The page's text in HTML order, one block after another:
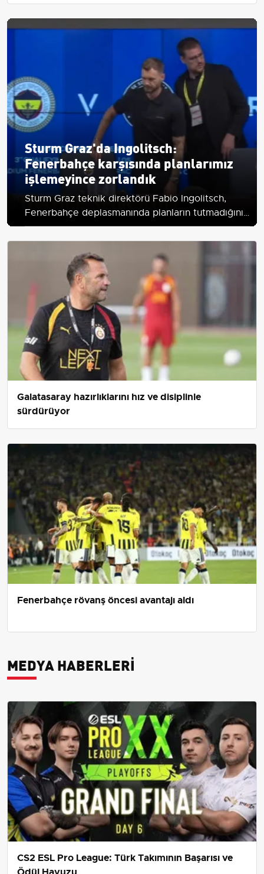
Sturm Graz'da Ingolitsch:
Fenerbahçe karşısında planlarımız
işlemeyince zorlandık
Sturm Graz teknik direktörü Fabio Ingolitsch,
Fenerbahçe deplasmanında planların tutmadığını;
atmosfer ve rakibin kilit oyuncularının sonucu
belirlediğini söyledi.
Galatasaray hazırlıklarını hız ve disiplinle
sürdürüyor
Fenerbahçe rövanş öncesi avantajı aldı
MEDYA HABERLERI
CS2 ESL Pro League: Türk Takımının Başarısı ve